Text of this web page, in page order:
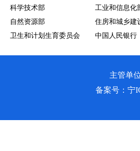
科学技术部
工业和信息化
自然资源部
住房和城乡建
卫生和计划生育委员会
中国人民银行
主管单
备案号： 宁